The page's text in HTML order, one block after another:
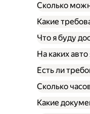
Сколько
Какие
Что я буду
На каких
Есть ли
Сколько
Какие